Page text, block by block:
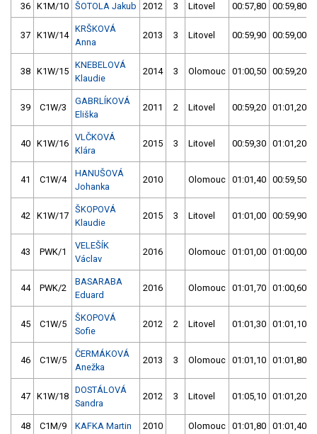
36 K1M/10 ŠOTOLA Jakub 2012 3 Litovel 00:57,80 00:59,80
37 K1W/14
KRŠKOVÁ
Anna
2013 3 Litovel 00:59,90 00:59,00
38 K1W/15
KNEBELOVÁ
Klaudie
2014 3 Olomouc 01:00,50 00:59,20
39 C1W/3
GABRLÍKOVÁ
Eliška
2011 2 Litovel 00:59,20 01:01,20
40 K1W/16
VLČKOVÁ
Klára
2015 3 Litovel 00:59,30 01:01,20
41 C1W/4
HANUŠOVÁ
Johanka
2010 Olomouc 01:01,40 00:59,50
42 K1W/17
ŠKOPOVÁ
Klaudie
2015 3 Litovel 01:01,00 00:59,90
43 PWK/1
VELEŠÍK
Václav
2016 Olomouc 01:01,00 01:00,00
44 PWK/2
BASARABA
Eduard
2016 Olomouc 01:01,70 01:00,60
45 C1W/5
ŠKOPOVÁ
Sofie
2012 2 Litovel 01:01,30 01:01,10
46 C1W/5
ČERMÁKOVÁ
Anežka
2013 3 Olomouc 01:01,10 01:01,80
47 K1W/18
DOSTÁLOVÁ
Sandra
2012 3 Litovel 01:05,10 01:01,20
48 C1M/9 KAFKA Martin 2010 Olomouc 01:01,80 01:01,40